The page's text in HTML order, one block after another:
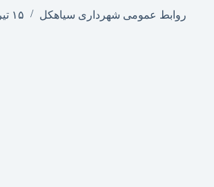
روابط عمومی شهرداری سیاهکل
۱۵ تیر ۱۴۰۵